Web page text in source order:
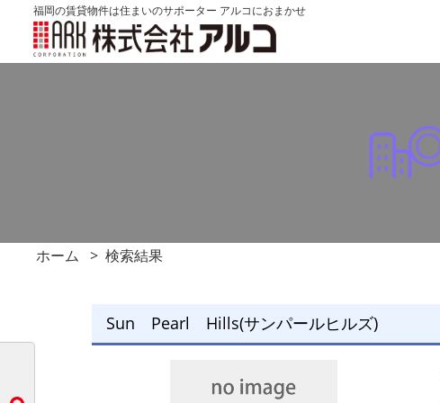
福岡の賃貸物件は住まいのサポーター アルコにおまかせ
ホーム
検索結果
Sun Pearl Hills(サンパールヒルズ)